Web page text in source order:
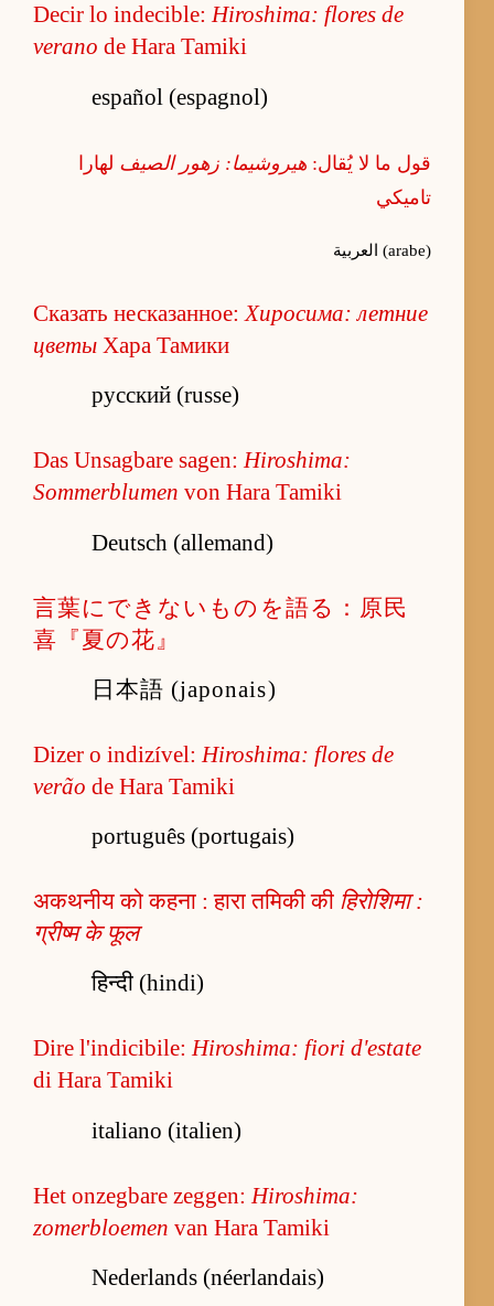
Decir lo indecible:Hiroshima: flores de
verano de Hara Tamiki
español (espagnol)
قول ما لا يُقال: هيروشيما: زهور الصيف لهارا
تاميكي
العربية (arabe)
Сказать несказанное:Хиросима: летние
цветы Хара Тамики
русский (russe)
Das Unsagbare sagen:Hiroshima:
Sommerblumen von Hara Tamiki
Deutsch (allemand)
言葉にできないものを語る：原民
喜『夏の花』
日本語 (japonais)
Dizer o indizível:Hiroshima: flores de
verão de Hara Tamiki
português (portugais)
अकथनीय को कहना : हारा तमिकी की हिरोशिमा :
ग्रीष्म के फूल
हिन्दी (hindi)
Dire l'indicibile:Hiroshima: fiori d'estate
di Hara Tamiki
italiano (italien)
Het onzegbare zeggen:Hiroshima:
zomerbloemen van Hara Tamiki
Nederlands (néerlandais)